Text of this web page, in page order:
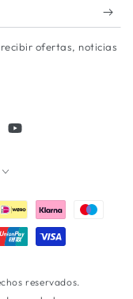
ofertas, noticias
YouTube
reservados.